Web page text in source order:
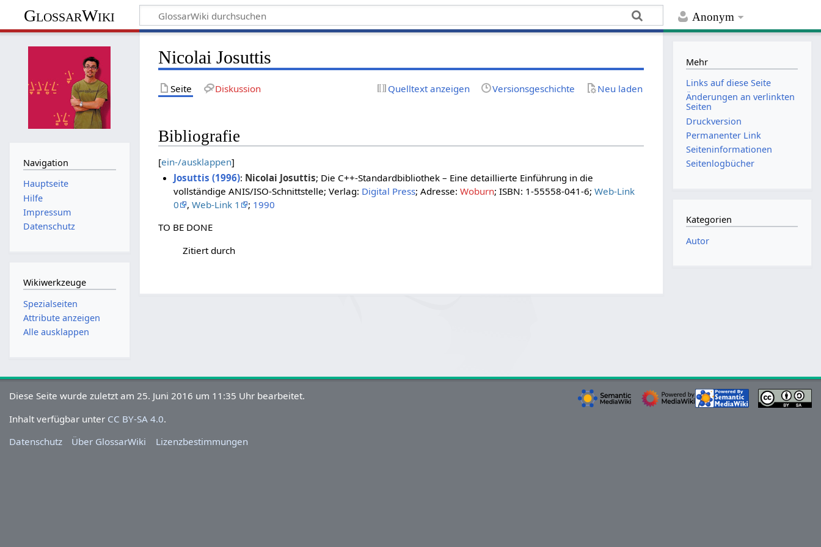
Anonym
GlossarWiki
Nicolai Josuttis
Seite Diskussion Quelltext anzeigen Versionsgeschichte Neu laden
Bibliografie
[ein-/ausklappen]
Josuttis (1996): Nicolai Josuttis; Die C++-Standardbibliothek – Eine detaillierte Einführung in die
vollständige ANIS/ISO-Schnittstelle; Verlag: Digital Press; Adresse: Woburn; ISBN: 1-55558-041-6; Web-Link
0
, Web-Link 1 ; 1990
TO BE DONE
Zitiert durch
Navigation
Hauptseite
Hilfe
Impressum
Datenschutz
Wikiwerkzeuge
Spezialseiten
Attribute anzeigen
Alle ausklappen
Mehr
Links auf diese Seite
Änderungen an verlinkten
Seiten
Druckversion
Permanenter Link
Seiten­­informationen
Seitenlogbücher
Kategorien
Autor
Diese Seite wurde zuletzt am 25. Juni 2016 um 11:35 Uhr bearbeitet.
Inhalt verfügbar unter CC BY-SA 4.0.
Datenschutz
Über GlossarWiki Lizenzbestimmungen